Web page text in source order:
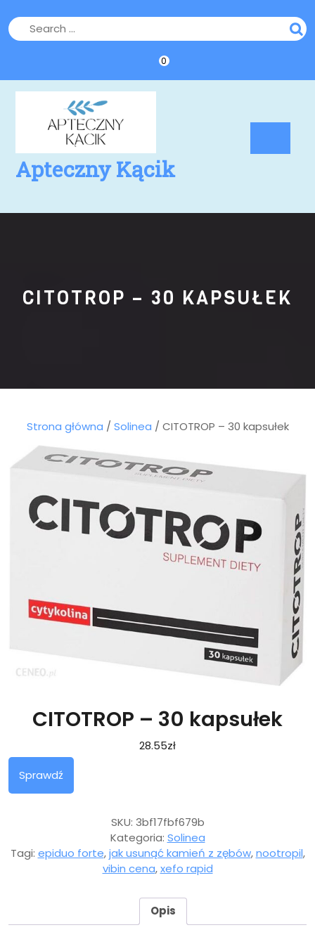
to
content
0
Apteczny Kącik
CITOTROP – 30 KAPSUŁEK
Strona główna / Solinea / CITOTROP – 30 kapsułek
CITOTROP – 30 kapsułek
28.55zł
Sprawdź
SKU: 3bf17fbf679b
Kategoria: Solinea
Tagi: epiduo forte,jak usunąć kamień z zębów,nootropil,
vibin cena,xefo rapid
Opis